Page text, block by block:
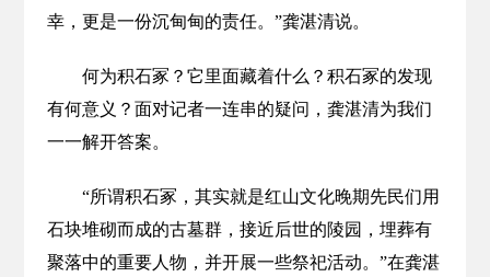
幸，更是一份沉甸甸的责任。”龚湛清说。
何为积石冢？它里面藏着什么？积石冢的发现
有何意义？面对记者一连串的疑问，龚湛清为我们
一一解开答案。
“所谓积石冢，其实就是红山文化晚期先民们用
石块堆砌而成的古墓群，接近后世的陵园，埋葬有
聚落中的重要人物，并开展一些祭祀活动。”在龚湛